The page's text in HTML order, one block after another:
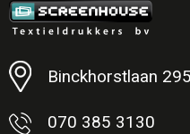
Minimale afname:
Binckhorstlaan
070 385 3130